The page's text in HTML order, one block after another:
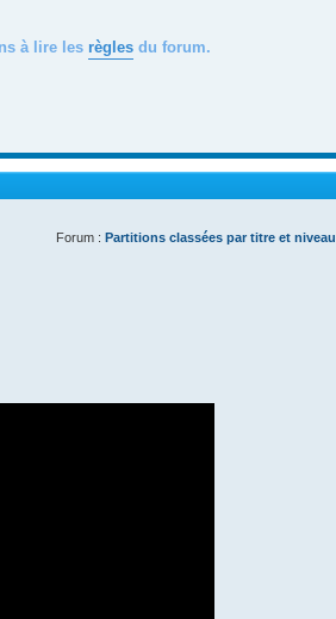
à lire les règles du forum.
Forum : Partitions classées par titre et niveau